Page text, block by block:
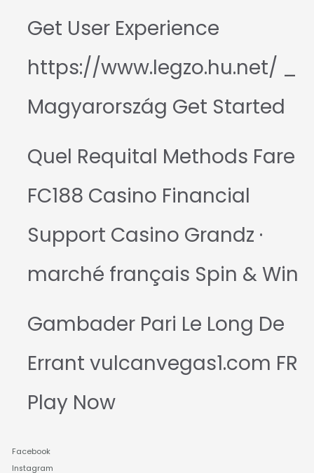
Get User Experience
https://www.legzo.hu.net/ _
Magyarország Get Started
Quel Requital Methods Fare
FC188 Casino Financial
Support Casino Grandz ·
marché français Spin & Win
Gambader Pari Le Long De
Errant vulcanvegas1.com FR
Play Now
Facebook
Instagram